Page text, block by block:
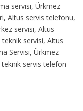
servisi, Ürkmez
Altus servis telefonu,
servisi, Altus
servisi, Altus
Servisi, Ürkmez
servis telefon